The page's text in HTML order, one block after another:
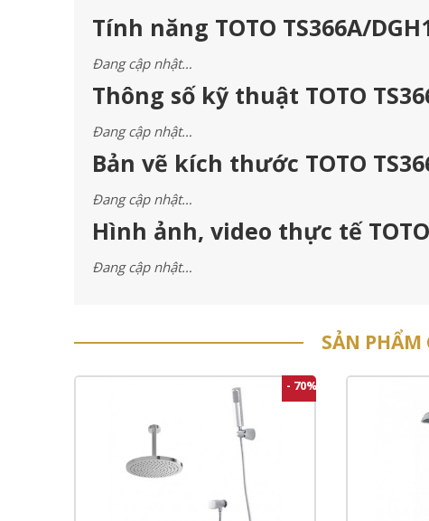
Tính năng TOTO TS366A/
Đang cập nhật…
Thông số kỹ thuật TOTO
Đang cập nhật…
Bản vẽ kích thước TOTO
Đang cập nhật…
Hình ảnh, video thực tế TOTO
Đang cập nhật…
SẢN PHẨM
- 70%